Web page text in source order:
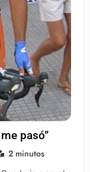
pasó”
2 minutos